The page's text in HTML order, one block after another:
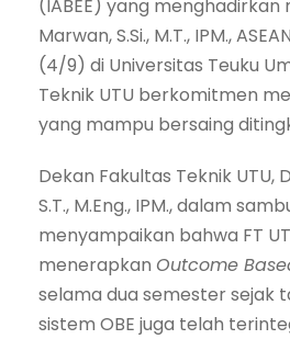
(IABEE) yang menghadirkan
Marwan, S.Si., M.T., IPM.,
(4/9) di Universitas Teuku
Teknik UTU berkomitmen
yang mampu bersaing
Dekan Fakultas Teknik UTU,
S.T., M.Eng., IPM., dalam
menyampaikan bahwa FT
menerapkan Outcome
selama dua semester sejak
sistem OBE juga telah